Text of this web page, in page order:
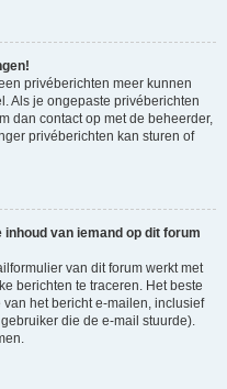
privéberichten meer kunnen
Als je ongepaste privéberichten
dan contact op met de beheerder,
privéberichten kan sturen of
inhoud van iemand op dit forum
van dit forum werkt met
berichten te traceren. Het beste
het bericht e-mailen, inclusief
die de e-mail stuurde).